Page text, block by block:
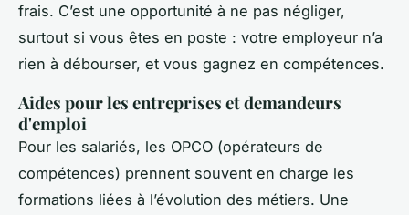
frais. C’est une opportunité à ne pas négliger,
surtout si vous êtes en poste : votre employeur n’a
rien à débourser, et vous gagnez en compétences.
Aides pour les entreprises et demandeurs
d'emploi
Pour les salariés, les OPCO (opérateurs de
compétences) prennent souvent en charge les
formations liées à l’évolution des métiers. Une